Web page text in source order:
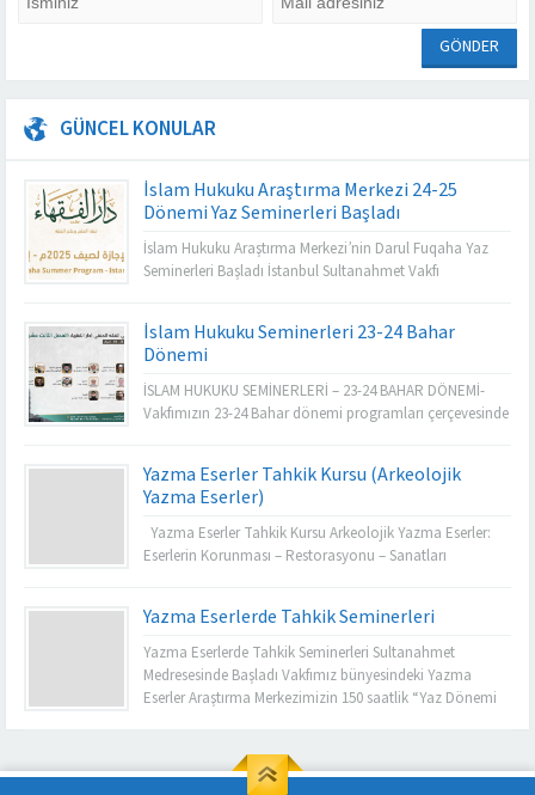
GÜNCEL KONULAR
İslam Hukuku Araştırma Merkezi 24-25
Dönemi Yaz Seminerleri Başladı
İslam Hukuku Araştırma Merkezi’nin Darul Fuqaha Yaz
Seminerleri Başladı İstanbul Sultanahmet Vakfı
Seminerleri, 2024-2025 dönemi için başladı. İngilizce ve
Arapça olarak yürütülen bu yılki program, İslam hukuku
alanında ihtisaslaşmış çok sayıda kıymetli hocanın
katılımıyla gerçekleşiyor. Klasik İslam hukuku...
İslam Hukuku Seminerleri 23-24 Bahar
Dönemi
İSLAM HUKUKU SEMİNERLERİ – 23-24 BAHAR DÖNEMİ-
Vakfımızın 23-24 Bahar dönemi programları çerçevesinde
Programı” 60 gün boyunca online ve yüz yüze olarak
gerçekleştirilecektir. Program kapsamında İslam Hukuku
ve diğer ilmi alanlarda yetkin 13 ilim adamı tarafından
Hanefi...
Yazma Eserler Tahkik Kursu (Arkeolojik
Yazma Eserler)
Yazma Eserler Tahkik Kursu Arkeolojik Yazma Eserler:
Eserlerin Korunması – Restorasyonu – Sanatları
edilen “Arkeolojik Yazma Eserlerin Korunması, Teknik
Terimleri ve Sanatları” isimli tahkik kursu 15 gün
boyunca online ve yüz yüze olarak gerçekleştirilecektir.
Program kapsamında Yazma...
Yazma Eserlerde Tahkik Seminerleri
Yazma Eserlerde Tahkik Seminerleri Sultanahmet
Medresesinde Başladı Vakfımız bünyesindeki Yazma
Eserler Araştırma Merkezimizin 150 saatlik “Yaz Dönemi
çalışmaları kapsamında dünyanın farklı ülkelerinden
başvuran 700’den fazla aday arasından seçilen toplam